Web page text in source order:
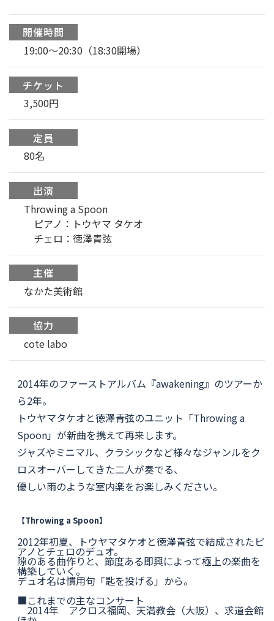
開催時間
19:00〜20:30（18:30開場）
チケット
3,500円
定員
80名
出演
Throwing a Spoon
ピアノ：トウヤマ タケオ
チェロ：徳澤青弦
主催
なかた美術館
協力
cote labo
2014年のファーストアルバム『awakening』のツアーか
ら2年。
トウヤマタケオと徳澤青弦のユニット「Throwing a
Spoon」が新曲を携えて再来します。
ジャズやミニマル、クラシックなど様々なジャンルをク
ロスオーバーしてきた二人が奏でる、
優しい雨のような室内楽をお楽しみください。
【Throwing a Spoon】
2012年初夏、トウヤマタケオと徳澤青弦で結成されたピ
アノとチェロのデュオ。
隙のある曲作りと、節度ある即興によって極上の楽曲を
構築していく。
デュオ名は慣用句「匙を投げる」から。
■これまでの主なコンサート
2014年 アクロス福岡、天満教会（大阪）、求道会館